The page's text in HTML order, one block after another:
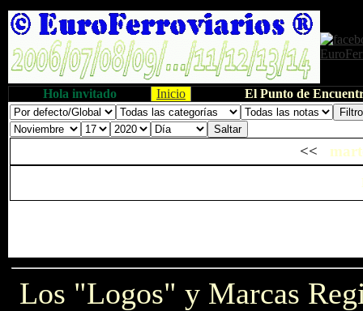
Hola invitado Inicio El Punto de
<<
Los "Logos" y Marcas